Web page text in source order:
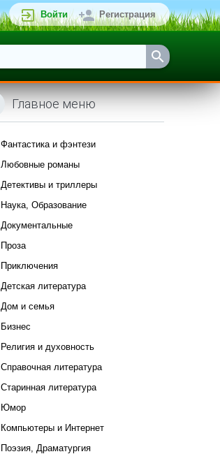
Войти Регистрация
Главное меню
Фантастика и фэнтези
Любовные романы
Детективы и триллеры
Наука, Образование
Документальные
Проза
Приключения
Детская литература
Дом и семья
Бизнес
Религия и духовность
Справочная литература
Старинная литература
Юмор
Компьютеры и Интернет
Поэзия, Драматургия